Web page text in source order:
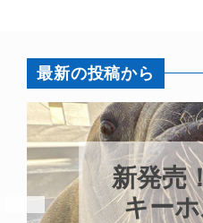
最新の投稿から
新発売
キー